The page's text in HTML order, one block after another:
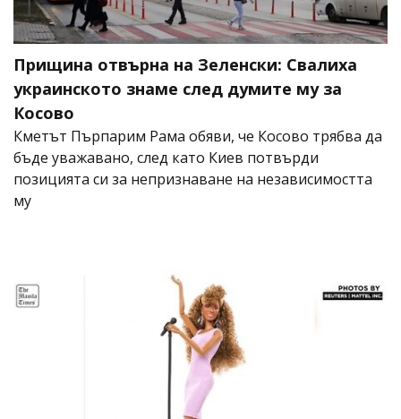
Прищина отвърна на Зеленски: Свалиха
украинското знаме след думите му за
Косово
Кметът Пърпарим Рама обяви, че Косово трябва да
бъде уважавано, след като Киев потвърди
позицията си за непризнаване на независимостта
му